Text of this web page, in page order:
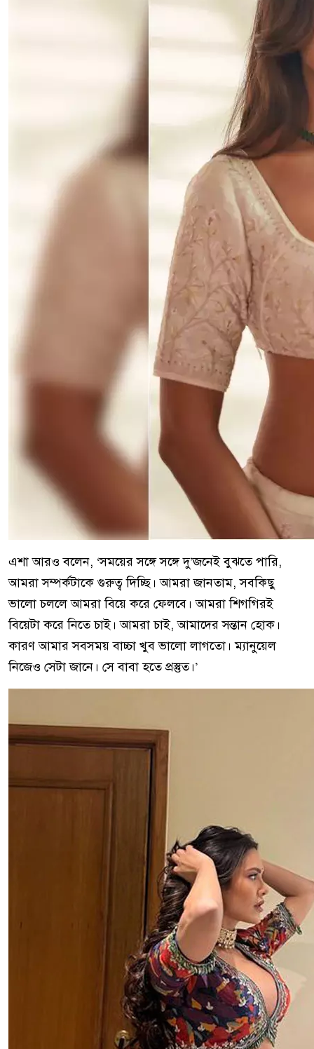
এশা আরও বলেন, ‘সময়ের সঙ্গে সঙ্গে দু’জনেই বুঝতে পারি,
আমরা সম্পর্কটাকে গুরুত্ব দিচ্ছি। আমরা জানতাম, সবকিছু
ভালো চললে আমরা বিয়ে করে ফেলবে। আমরা শিগগিরই
বিয়েটা করে নিতে চাই। আমরা চাই, আমাদের সন্তান হোক।
কারণ আমার সবসময় বাচ্চা খুব ভালো লাগতো। ম্যানুয়েল
নিজেও সেটা জানে। সে বাবা হতে প্রস্তুত।’